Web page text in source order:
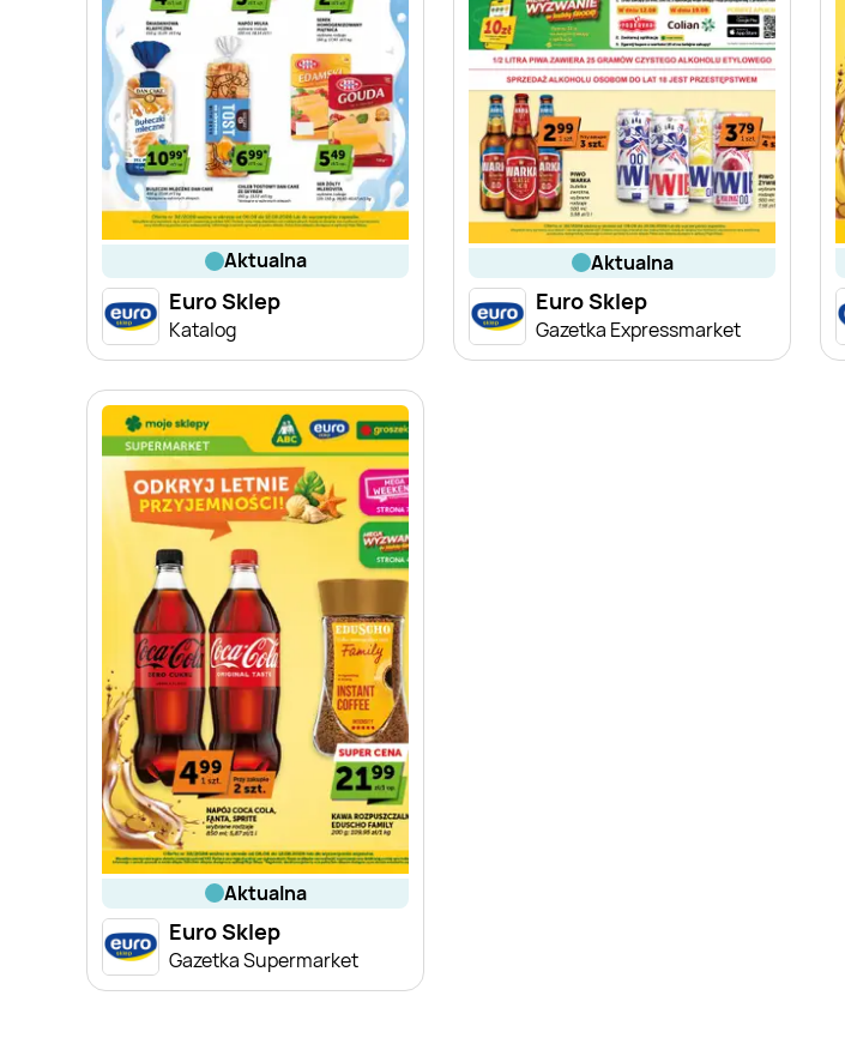
aktualna
Euro Sklep
Katalog
aktualna
Euro Sklep
Gazetka Expressmarket
aktualna
Euro Sklep
Gazetka Supermarket